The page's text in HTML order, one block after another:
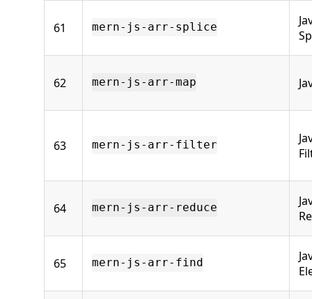
61 mern-js-arr-splice
62 mern-js-arr-map
63 mern-js-arr-filter
64 mern-js-arr-reduce
65 mern-js-arr-find